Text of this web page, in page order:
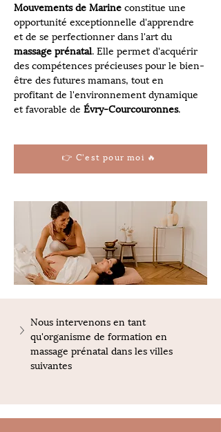
Mouvements de Marine constitue une
opportunité exceptionnelle d'apprendre
et de se perfectionner dans l'art du
massage prénatal. Elle permet d'acquérir
des compétences précieuses pour le bien-
être des futures mamans, tout en
profitant de l'environnement dynamique
et favorable de Évry-Courcouronnes.
👉 C'est pour moi 🔥
Nous intervenons en tant
qu'organisme de formation en
massage prénatal dans les villes
suivantes